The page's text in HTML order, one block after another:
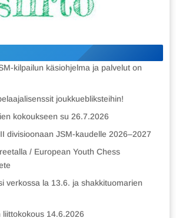
kilpailun käsiohjelma ja palvelut on
joukkuebliksteihin!
kokoukseen su 26.7.2026
divisioonaan JSM-kaudelle 2026–2027
/ European Youth Chess
verkossa la 13.6. ja shakkituomarien
liittokokous 14.6.2026